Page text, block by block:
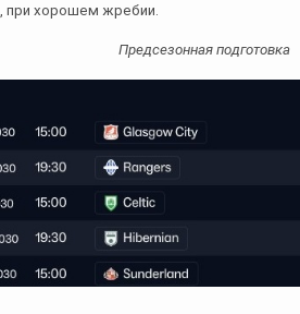
хорошем жребии.
Предсезонная подготовка